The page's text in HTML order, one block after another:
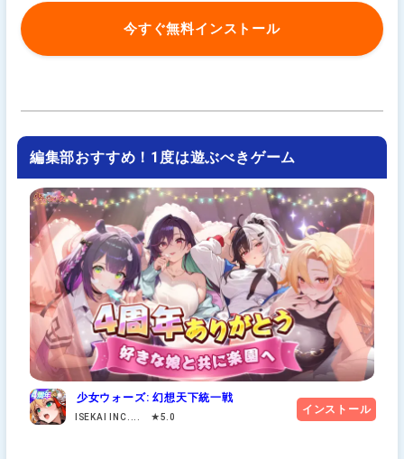
今すぐ無料インストール
編集部おすすめ！1度は遊ぶべきゲーム
少女ウォーズ: 幻想天下統一戦
ISEKAI INC.... ★5.0
インストール